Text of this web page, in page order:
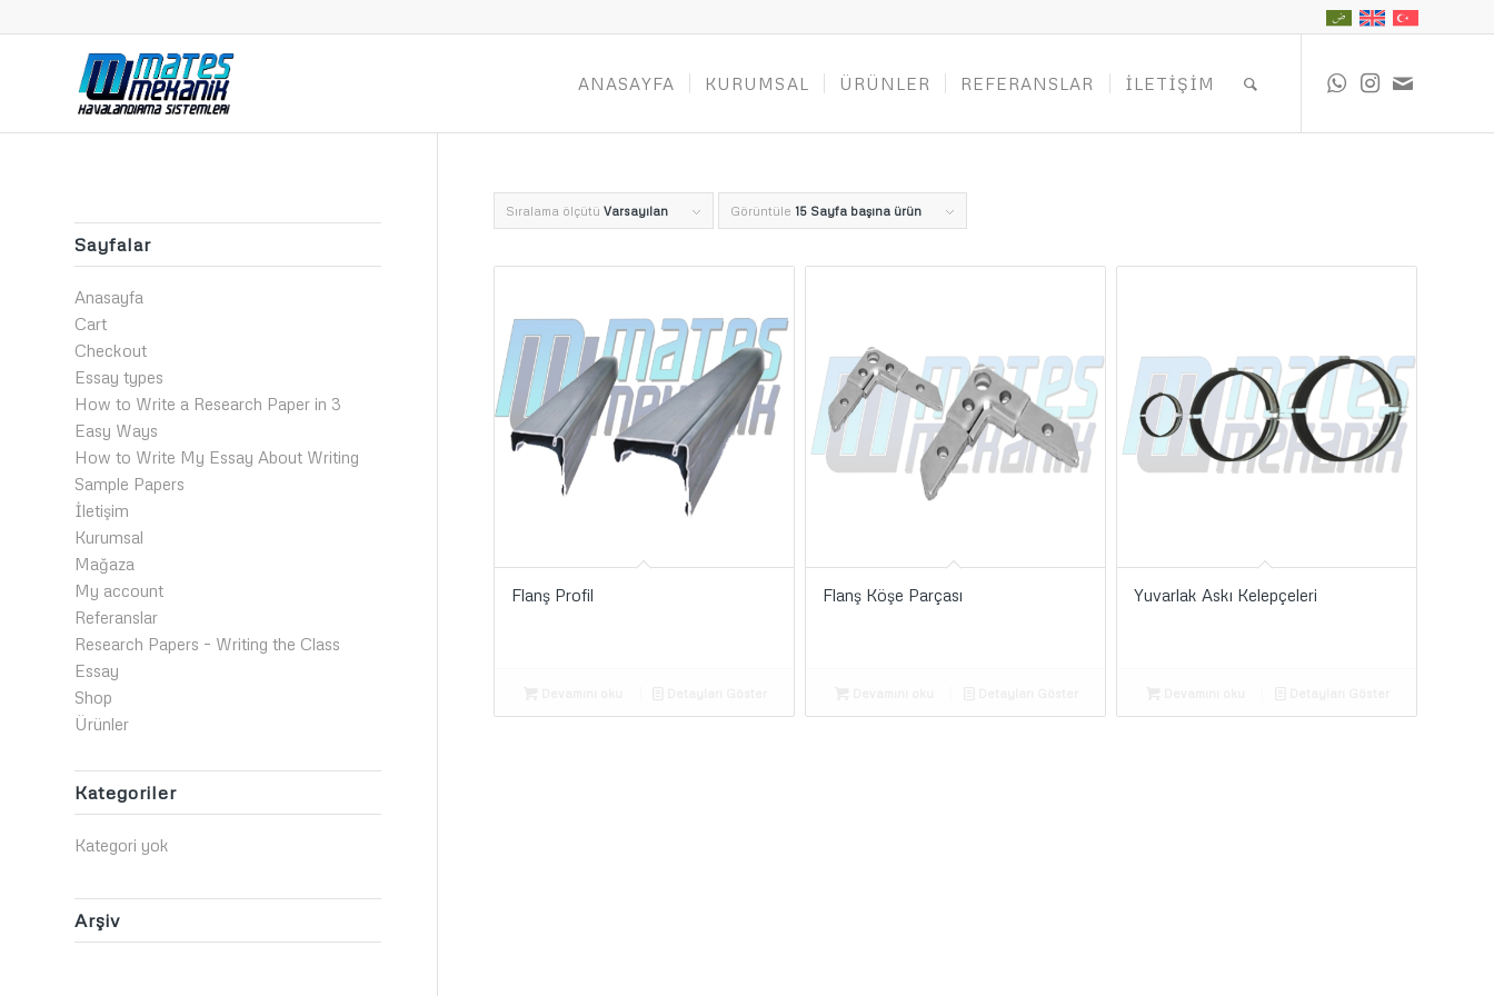
ANASAYFA KURUMSAL ÜRÜNLER REFERANSLAR İLETIŞIM
Sıralama ölçütü Varsayılan Görüntüle 15 Sayfa başına ürün
Flanş Profil Flanş Köşe Parçası Yuvarlak Askı Kelepçeleri
Sayfalar
Anasayfa
Cart
Checkout
Essay types
How to Write a Research Paper in 3
Easy Ways
How to Write My Essay About Writing
Sample Papers
İletişim
Kurumsal
Mağaza
My account
Referanslar
Research Papers – Writing the Class
Essay
Shop
Ürünler
Kategoriler
Kategori yok
Arşiv